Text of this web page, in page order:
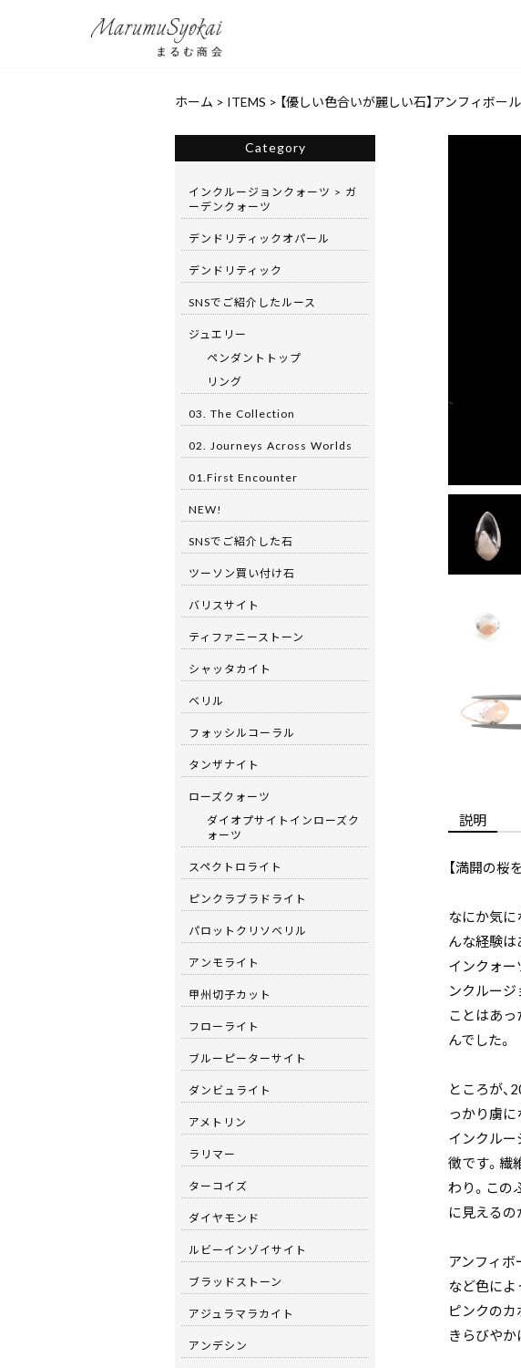
ホーム > ITEMS > 【優しい色合いが麗しい石】アンフィボー
説明
【満開の桜
なにか気に
んな経験は
インクォー
ンクルー
ことはあ
んでした。
ところが
っかり虜
インクルー
徴です。繊
わり。この
に見えるの
アンフィボ
など色に
ピンクのカ
きらびやか
Category
インクルージョンクォーツ > ガ
ーデンクォーツ
デンドリティックオパール
デンドリティック
SNSでご紹介したルース
ジュエリー
ペンダントトップ
リング
03. The Collection
02. Journeys Across Worlds
01.First Encounter
NEW!
SNSでご紹介した石
ツーソン買い付け石
バリスサイト
ティファニーストーン
シャッタカイト
ベリル
フォッシルコーラル
タンザナイト
ローズクォーツ
ダイオプサイトインローズク
ォーツ
スペクトロライト
ピンクラブラドライト
パロットクリソベリル
アンモライト
甲州切子カット
フローライト
ブルーピーターサイト
ダンビュライト
アメトリン
ラリマー
ターコイズ
ダイヤモンド
ルビーインゾイサイト
ブラッドストーン
アジュラマラカイト
アンデシン